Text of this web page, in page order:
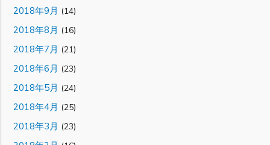
2018年9月 (14)
2018年8月 (16)
2018年7月 (21)
2018年6月 (23)
2018年5月 (24)
2018年4月 (25)
2018年3月 (23)